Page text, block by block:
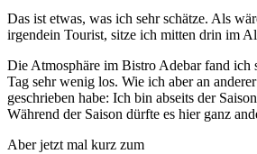
Das ist etwas, was ich sehr schätze. Als
irgendein Tourist, sitze ich mitten drin im
Die Atmosphäre im Bistro Adebar fand ich
Tag sehr wenig los. Wie ich aber an
geschrieben habe: Ich bin abseits der
Während der Saison dürfte es hier ganz
Aber jetzt mal kurz zum